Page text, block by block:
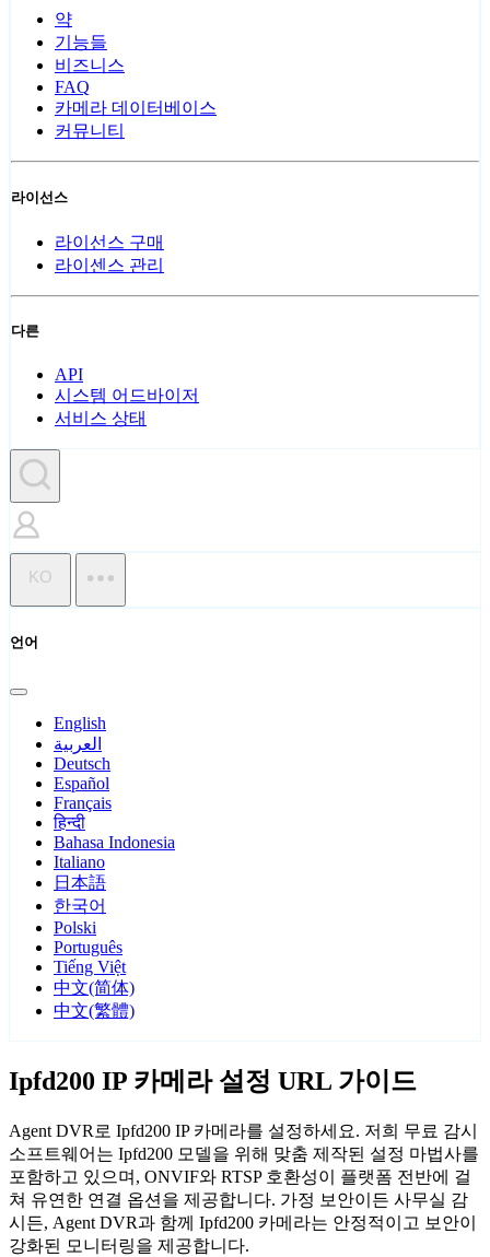
약
기능들
비즈니스
FAQ
카메라 데이터베이스
커뮤니티
라이선스
라이선스 구매
라이센스 관리
다른
API
시스템 어드바이저
서비스 상태
KO
언어
English
العربية
Deutsch
Español
Français
हिन्दी
Bahasa Indonesia
Italiano
日本語
한국어
Polski
Português
Tiếng Việt
中文(简体)
中文(繁體)
Ipfd200 IP 카메라 설정 URL 가이드
Agent DVR로 Ipfd200 IP 카메라를 설정하세요. 저희 무료 감시
소프트웨어는 Ipfd200 모델을 위해 맞춤 제작된 설정 마법사를
포함하고 있으며, ONVIF와 RTSP 호환성이 플랫폼 전반에 걸
쳐 유연한 연결 옵션을 제공합니다. 가정 보안이든 사무실 감
시든, Agent DVR과 함께 Ipfd200 카메라는 안정적이고 보안이
강화된 모니터링을 제공합니다.